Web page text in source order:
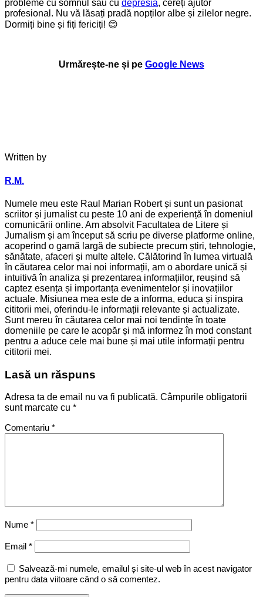
probleme cu somnul sau cu depresia, cereți ajutor
profesional. Nu vă lăsați pradă nopților albe și zilelor negre.
Dormiți bine și fiți fericiți! 😊
Urmărește-ne și pe Google News
Written by
R.M.
Numele meu este Raul Marian Robert și sunt un pasionat
scriitor și jurnalist cu peste 10 ani de experiență în domeniul
comunicării online. Am absolvit Facultatea de Litere și
Jurnalism și am început să scriu pe diverse platforme online,
acoperind o gamă largă de subiecte precum știri, tehnologie,
sănătate, afaceri și multe altele. Călătorind în lumea virtuală
în căutarea celor mai noi informații, am o abordare unică și
intuitivă în analiza și prezentarea informațiilor, reușind să
captez esența și importanța evenimentelor și inovațiilor
actuale. Misiunea mea este de a informa, educa și inspira
cititorii mei, oferindu-le informații relevante și actualizate.
Sunt mereu în căutarea celor mai noi tendințe în toate
domeniile pe care le acopăr și mă informez în mod constant
pentru a aduce cele mai bune și mai utile informații pentru
cititorii mei.
Lasă un răspuns
Adresa ta de email nu va fi publicată. Câmpurile obligatorii
sunt marcate cu *
Comentariu *
Nume *
Email *
Salvează-mi numele, emailul și site-ul web în acest navigator
pentru data viitoare când o să comentez.